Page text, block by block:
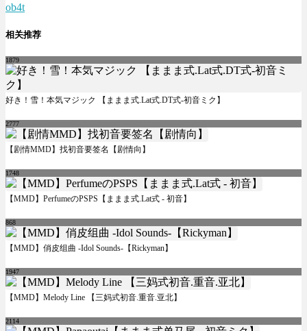
ob4t
相关推荐
1879
好き！雪！本気マジック 【ままま式.Lat式.DT式-初音ミク】
2777
【剧情MMD】找初音要签名【剧情向】
1748
【MMD】PerfumeのPSPS【ままま式.Lat式 - 初音】
868
【MMD】俏皮组曲 -Idol Sounds-【Rickyman】
1947
【MMD】Melody Line 【三妈式初音.重音.亚北】
2114